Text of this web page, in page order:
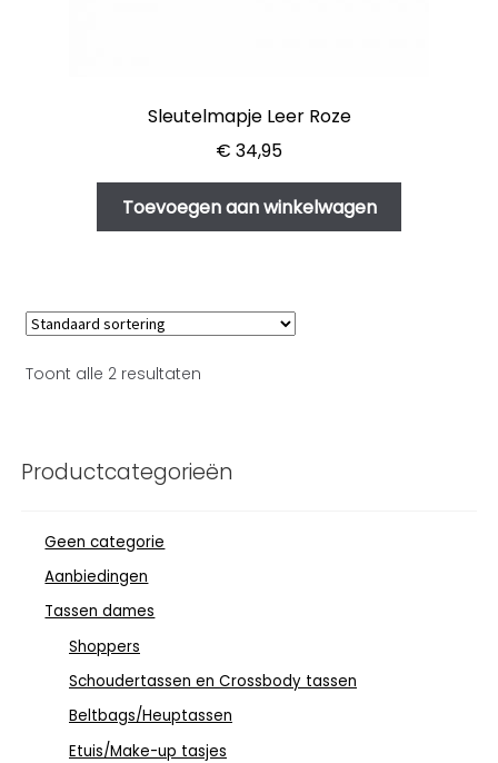
Sleutelmapje Leer Roze
€ 34,95
Toevoegen aan winkelwagen
Toont alle 2 resultaten
Productcategorieën
Geen categorie
Aanbiedingen
Tassen dames
Shoppers
Schoudertassen en Crossbody tassen
Beltbags/Heuptassen
Etuis/Make-up tasjes